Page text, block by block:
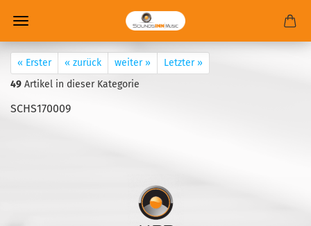
« Erster « zurück weiter »
Letzter »
49 Artikel in dieser Kategorie
SCHS170009